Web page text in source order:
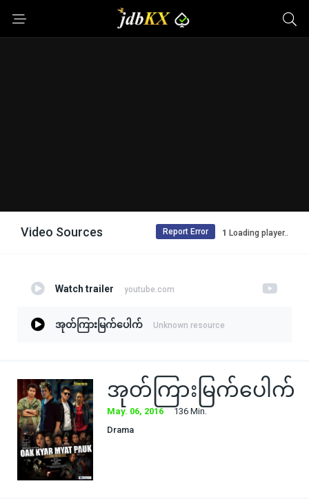
Video Sources Loading player..
Report Error
Watch trailer youtube.com
အုတ်ကြားမြက်ပေါက် Unknown resource
အုတ်ကြားမြက်ပေါက်
May. 06, 2016
136 Min.
Drama